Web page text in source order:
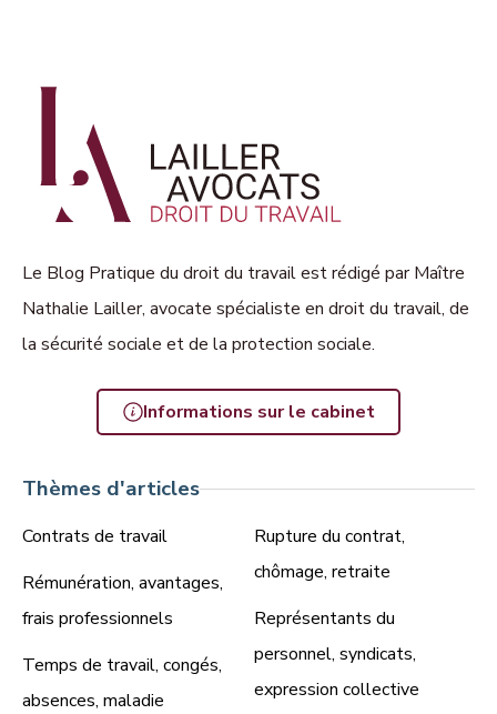
Le Blog Pratique du droit du travail est rédigé par Maître
Nathalie Lailler, avocate spécialiste en droit du travail, de
la sécurité sociale et de la protection sociale.
Informations sur le cabinet
Thèmes d'articles
Contrats de travail
Rémunération, avantages,
frais professionnels
Temps de travail, congés,
absences, maladie
Rupture du contrat,
chômage, retraite
Représentants du
personnel, syndicats,
expression collective